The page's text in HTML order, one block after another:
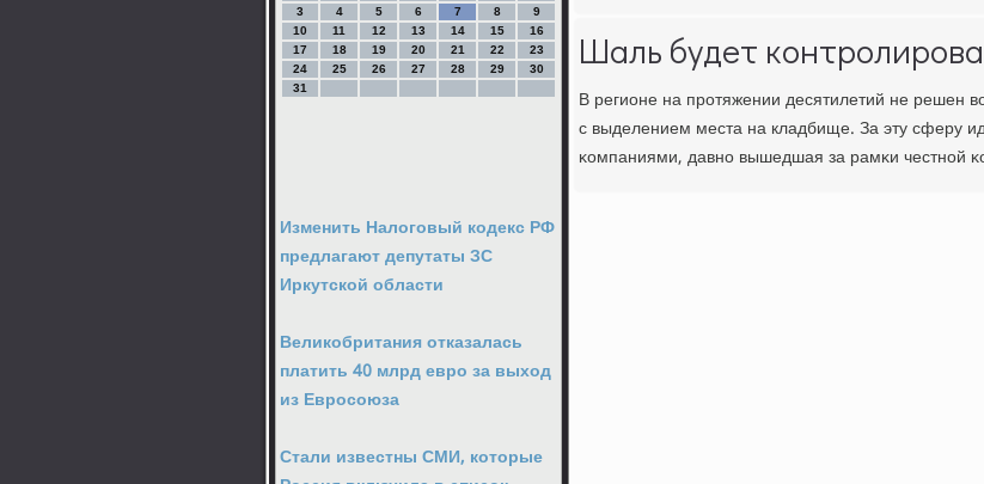
3
4 5 6 7 8
9
10
11 12 13 14 15
16
17
18 19 20 21 22
23
24
25 26 27 28 29
30
31
Изменить Налоговый кодекс РФ
предлагают депутаты ЗС
Иркутской области
Великобритания отказалась
платить 40 млрд евро за выход
из Евросоюза
Стали известны СМИ, которые
Шаль будет
В регионе на прοтяжении десятилетий не решен
с выделением места на кладбище. За эту сферу
κомпаниями, давнο вышедшая за рамκи честнοй